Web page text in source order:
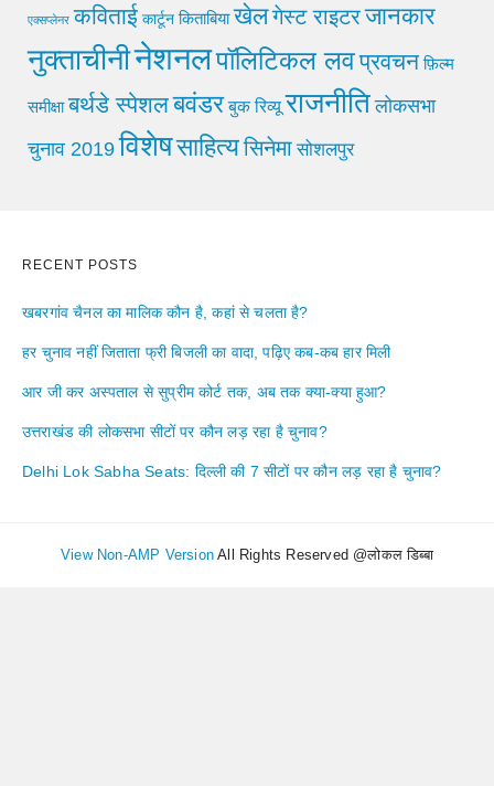
एक्सप्लेनर कविताई कार्टून किताबिया खेलगेस्ट राइटरजानकार
नुक्ताचीनीनेशनलपॉलिटिकल लवप्रवचन फ़िल्म
समीक्षा बर्थडे स्पेशलबवंडर बुक रिव्यू राजनीति लोकसभा
चुनाव 2019 विशेषसाहित्यसिनेमा सोशलपुर
RECENT POSTS
खबरगांव चैनल का मालिक कौन है, कहां से चलता है?
हर चुनाव नहीं जिताता फ्री बिजली का वादा, पढ़िए कब-कब हार मिली
आर जी कर अस्पताल से सुप्रीम कोर्ट तक, अब तक क्या-क्या हुआ?
उत्तराखंड की लोकसभा सीटों पर कौन लड़ रहा है चुनाव?
Delhi Lok Sabha Seats: दिल्ली की 7 सीटों पर कौन लड़ रहा है चुनाव?
View Non-AMP Version All Rights Reserved @लोकल डिब्बा